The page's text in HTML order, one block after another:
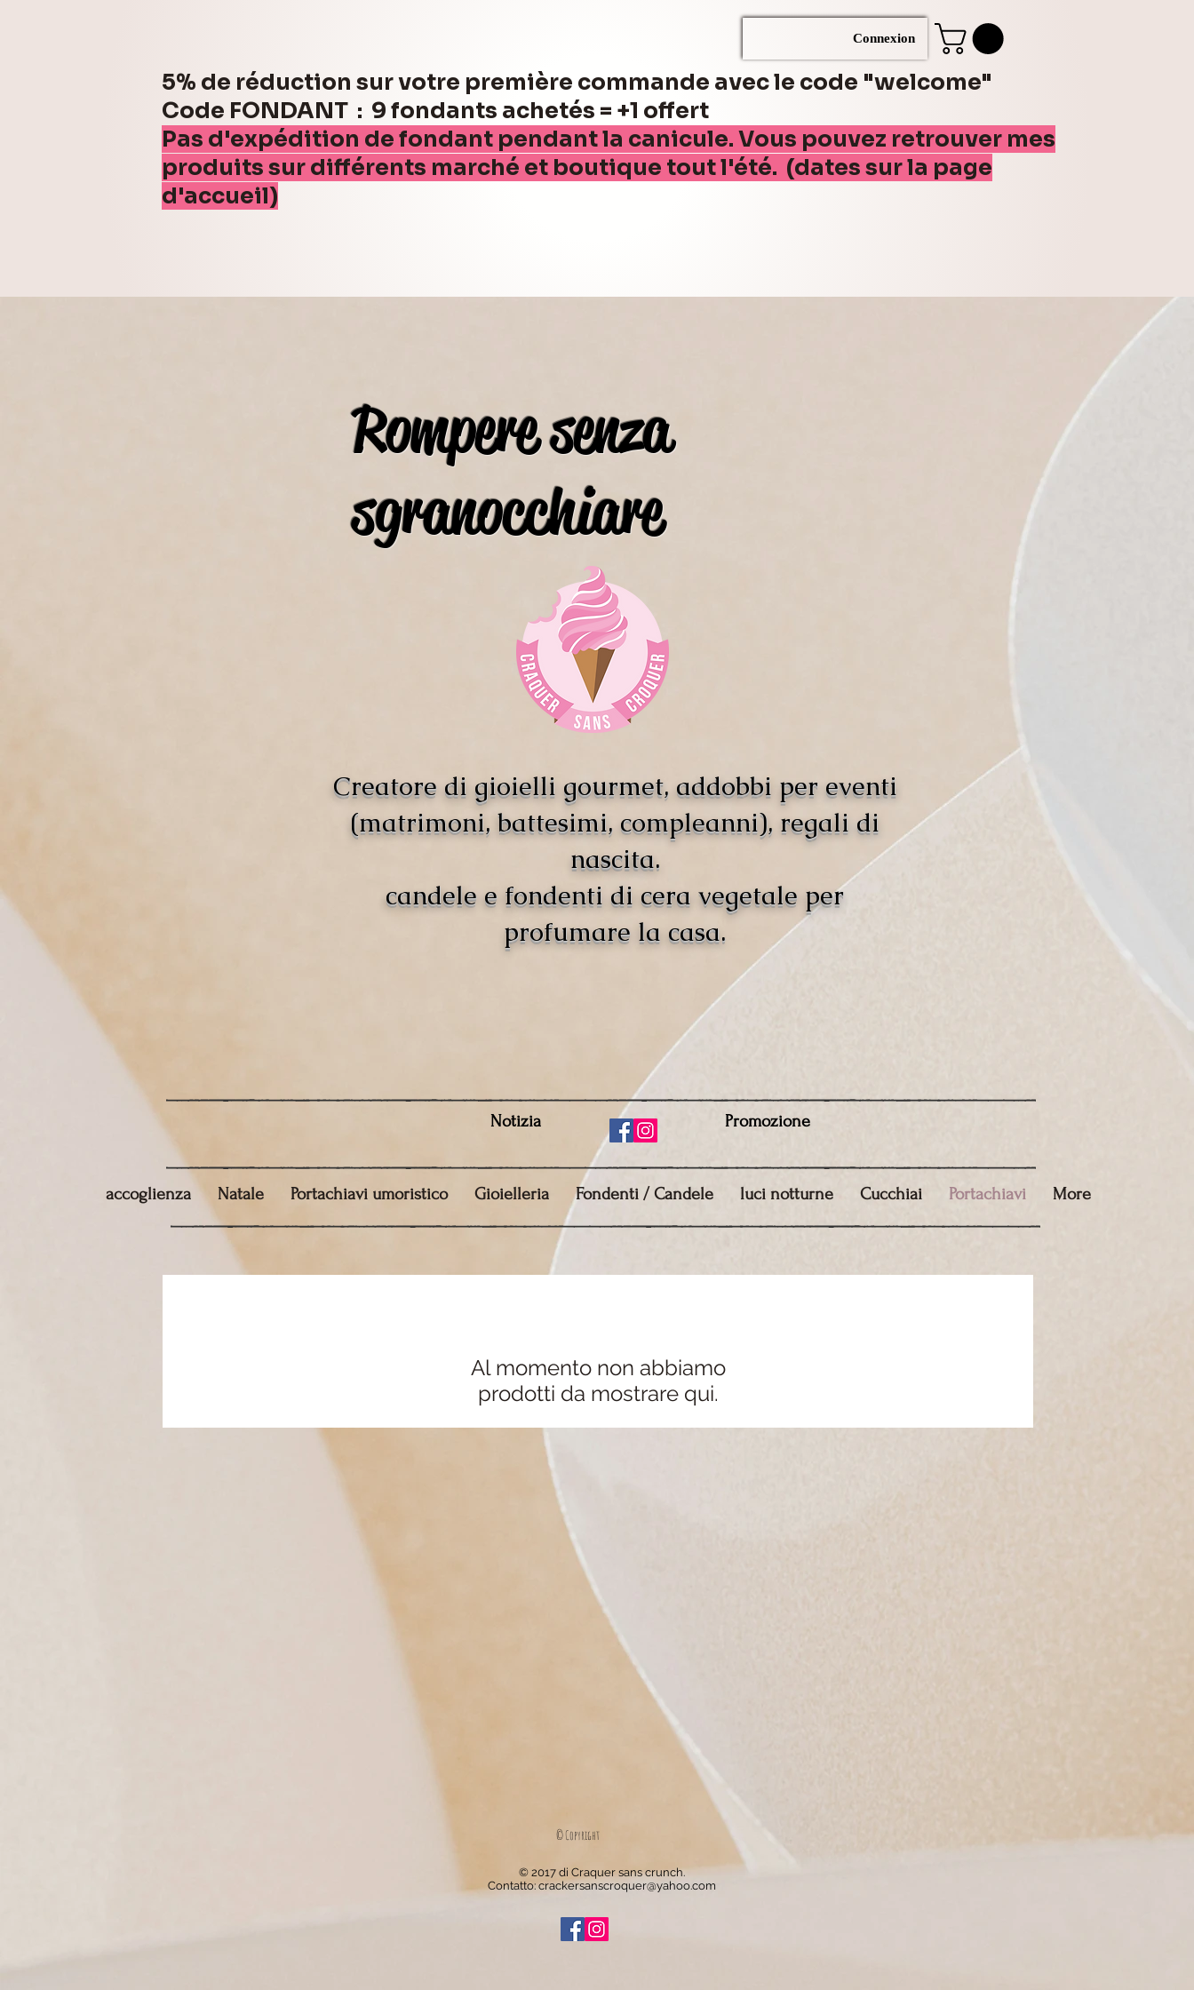
Connexion
5% de réduction sur votre première commande avec le code "welcome"
Code FONDANT : 9 fondants achetés = +1 offert
Pas d'expédition de fondant pendant la canicule. Vous pouvez retrouver mes
produits sur différents marché et boutique tout l'été. (dates sur la page
d'accueil)
Rompere senza
sgranocchiare
Creatore di gioielli gourmet, addobbi per eventi
(matrimoni, battesimi, compleanni), regali di
nascita.
candele e fondenti di cera vegetale per
profumare la casa.
Notizia Promozione
accoglienza Natale Portachiavi umoristico Gioielleria Fondenti / Candele luci notturne Cucchiai Portachiavi More
Al momento non abbiamo
prodotti da mostrare qui.
© 2017 di Craquer sans crunch.
Contatto:crackersanscroquer@yahoo.com
© Copyright